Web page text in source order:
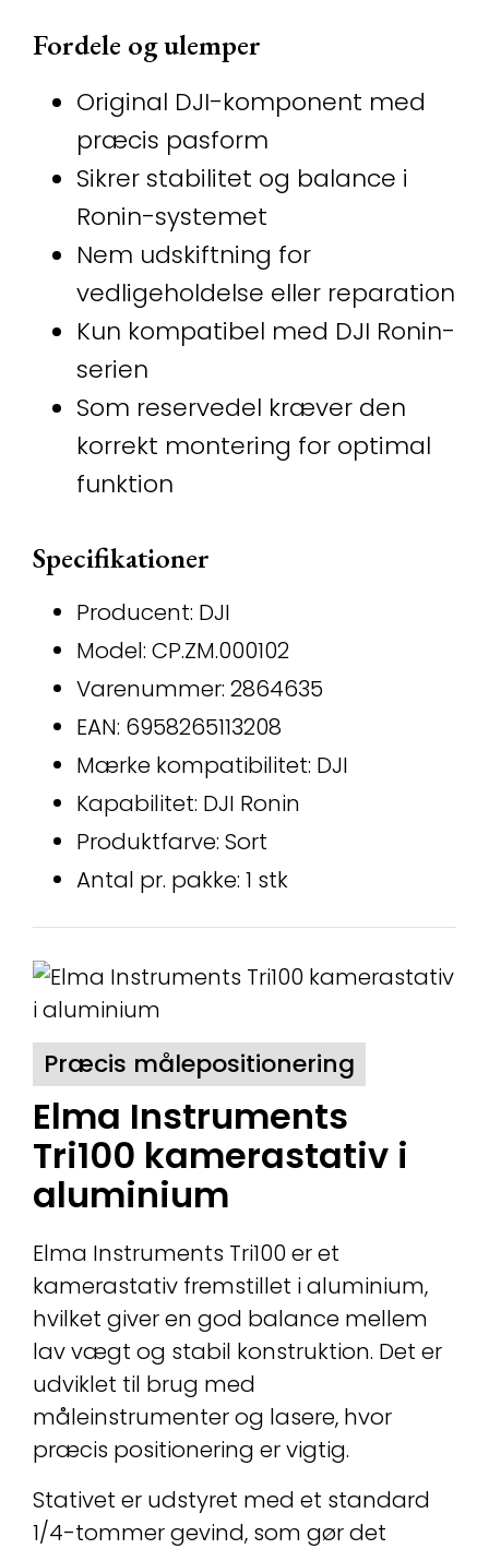
Fordele og ulemper
Original DJI-komponent med
præcis pasform
Sikrer stabilitet og balance i
Ronin-systemet
Nem udskiftning for
vedligeholdelse eller reparation
Kun kompatibel med DJI Ronin-
serien
Som reservedel kræver den
korrekt montering for optimal
funktion
Specifikationer
Producent: DJI
Model: CP.ZM.000102
Varenummer: 2864635
EAN: 6958265113208
Mærke kompatibilitet: DJI
Kapabilitet: DJI Ronin
Produktfarve: Sort
Antal pr. pakke: 1 stk
Præcis målepositionering
Elma Instruments
Tri100 kamerastativ i
aluminium
Elma Instruments Tri100 er et
kamerastativ fremstillet i aluminium,
hvilket giver en god balance mellem
lav vægt og stabil konstruktion. Det er
udviklet til brug med
måleinstrumenter og lasere, hvor
præcis positionering er vigtig.
Stativet er udstyret med et standard
1/4-tommer gevind, som gør det